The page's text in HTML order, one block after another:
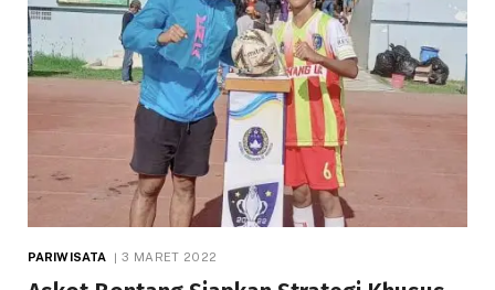
PARIWISATA 3 MARET 2022